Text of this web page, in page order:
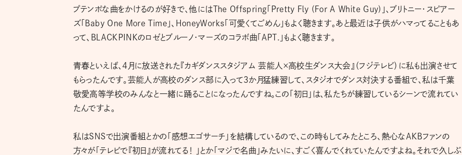
プテンポな曲をかけるのが好きで、他にはThe Offspring「Pretty Fly (For A White Guy)」、ブリトニー・スピアー
ズ「Baby One More Time」、HoneyWorks「可愛くてごめん」もよく聴きます。あと最近は子供がハマってることもあ
って、BLACKPINKのロゼとブルーノ・マーズのコラボ曲「APT.」もよく聴きます。
青春といえば、4月に放送された『カギダンススタジアム 芸能人×高校生ダンス大会』（フジテレビ）に私も出演させて
もらったんです。芸能人が高校のダンス部に入って3か月猛練習して、スタジオでダンス対決する番組で、私は千葉
敬愛高等学校のみんなと一緒に踊ることになったんですね。この「初日」は、私たちが練習しているシーンで流れてい
たんですよ。
私はSNSで出演番組とかの「感想エゴサーチ」を結構しているので、この時もしてみたところ、熱心なAKBファンの
方々が「テレビで『初日』が流れてる！ 」とか「マジで名曲」みたいに、すごく喜んでくれていたんですよね。それで久しぶ